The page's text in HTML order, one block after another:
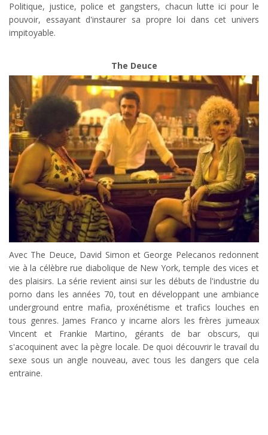
Politique, justice, police et gangsters, chacun lutte ici pour le
pouvoir, essayant d'instaurer sa propre loi dans cet univers
impitoyable.
The Deuce
Avec The Deuce, David Simon et George Pelecanos redonnent
vie à la célèbre rue diabolique de New York, temple des vices et
des plaisirs. La série revient ainsi sur les débuts de l'industrie du
porno dans les années 70, tout en développant une ambiance
underground entre mafia, proxénétisme et trafics louches en
tous genres. James Franco y incarne alors les frères jumeaux
Vincent et Frankie Martino, gérants de bar obscurs, qui
s'acoquinent avec la pègre locale. De quoi découvrir le travail du
sexe sous un angle nouveau, avec tous les dangers que cela
entraine.